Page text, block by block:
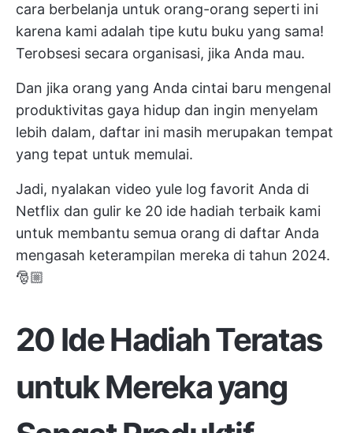
cara berbelanja untuk orang-orang seperti ini
karena kami adalah tipe kutu buku yang sama!
Terobsesi secara organisasi, jika Anda mau.
Dan jika orang yang Anda cintai baru mengenal
produktivitas gaya hidup dan ingin menyelam
lebih dalam, daftar ini masih merupakan tempat
yang tepat untuk memulai.
Jadi, nyalakan video yule log favorit Anda di
Netflix dan gulir ke 20 ide hadiah terbaik kami
untuk membantu semua orang di daftar Anda
mengasah keterampilan mereka di tahun 2024.
🎅🏼
20 Ide Hadiah Teratas
untuk Mereka yang